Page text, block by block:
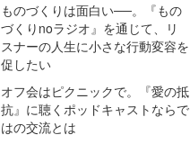
ものづくりは面白い──。『もの
づくりnoラジオ』を通じて、リ
スナーの人生に小さな行動変容を
促したい
オフ会はピクニックで。『愛の抵
抗』に聴くポッドキャストならで
はの交流とは